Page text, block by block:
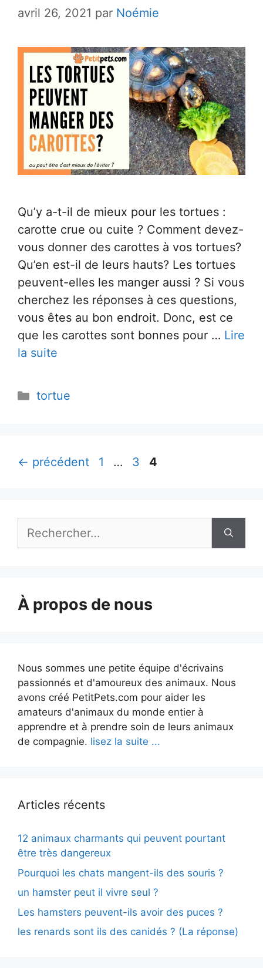
avril 26, 2021 par Noémie
Qu’y a-t-il de mieux pour les tortues :
carotte crue ou cuite ? Comment devez-
vous donner des carottes à vos tortues?
Qu’en est-il de leurs hauts? Les tortues
peuvent-elles les manger aussi ? Si vous
cherchez les réponses à ces questions,
vous êtes au bon endroit. Donc, est ce
que les carottes sont bonnes pour … Lire
la suite
Catégories
tortue
← précédent Page
1 … Page
3 Page
4
À propos de nous
Nous sommes une petite équipe d'écrivains
passionnés et d'amoureux des animaux. Nous
avons créé PetitPets.com pour aider les
amateurs d'animaux du monde entier à
apprendre et à prendre soin de leurs animaux
de compagnie. lisez la suite ...
Articles récents
12 animaux charmants qui peuvent pourtant
être très dangereux
Pourquoi les chats mangent-ils des souris ?
un hamster peut il vivre seul ?
Les hamsters peuvent-ils avoir des puces ?
les renards sont ils des canidés ? (La réponse)